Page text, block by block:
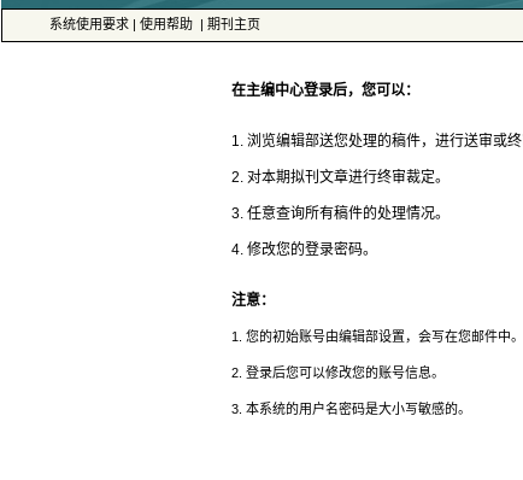
| |
4. 修改您的登录密码。